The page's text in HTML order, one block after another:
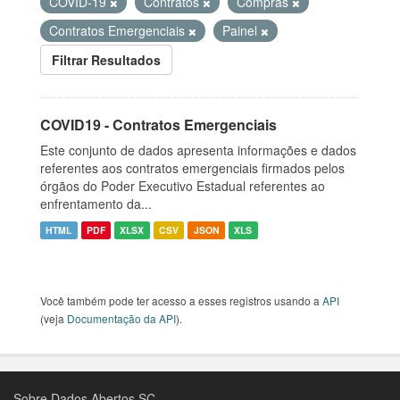
Contratos Emergenciais
Painel
Filtrar Resultados
COVID19 - Contratos Emergenciais
Este conjunto de dados apresenta informações e dados
referentes aos contratos emergenciais firmados pelos
órgãos do Poder Executivo Estadual referentes ao
enfrentamento da...
HTML PDF XLSX CSV JSON XLS
Você também pode ter acesso a esses registros usando a API
(veja Documentação da API).